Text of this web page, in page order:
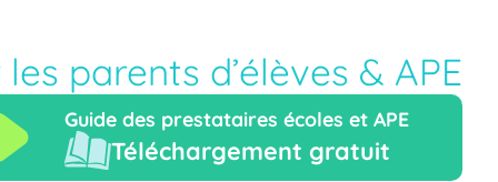
parents d’élèves & APE
Guide des prestataires écoles et APE
Téléchargement gratuit